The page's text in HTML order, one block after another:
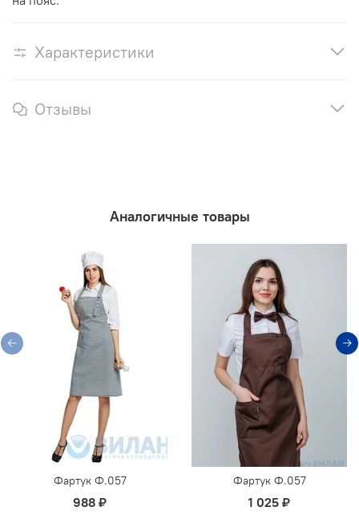
Характеристики
Отзывы
Аналогичные товары
Фартук Ф.057
988 ₽
Фартук Ф.057
1 025 ₽